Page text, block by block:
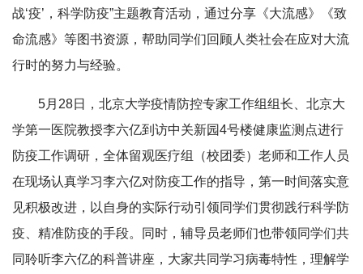
战‘疫’，科学防疫”主题教育活动，通过分享《大流感》《致
命流感》等图书资源，帮助同学们回顾人类社会在应对大流
行时的努力与经验。
5月28日，北京大学疫情防控专家工作组组长、北京大
学第一医院教授李六亿到访中关新园4号楼健康监测点进行
防疫工作调研，全体留观医疗组（校团委）老师和工作人员
在现场认真学习李六亿对防疫工作的指导，第一时间落实意
见积极改进，以自身的实际行动引领同学们贯彻践行科学防
疫、精准防疫的手段。同时，辅导员老师们也带领同学们共
同聆听李六亿的科普讲座，大家共同学习病毒特性，理解学